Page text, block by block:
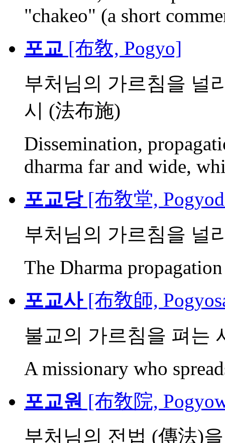
"chakeo" (a short
포교 [布敎, Pogyo]
부처님의 가르침을 널
시 (法布施)
Dissemination,
dharma far and wide,
포교당[布敎堂,
부처님의 가르침을 널
The Dharma
포교사[布敎師,
불교의 가르침을 펴는
A missionary who
포교원 [布敎院,
부처님의 전법 (傳法)